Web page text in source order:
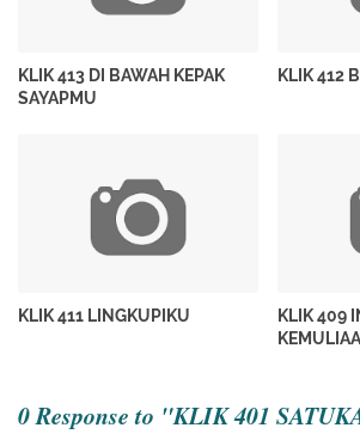
KLIK 413 DI BAWAH KEPAK
SAYAPMU
KLIK 412
KLIK 411 LINGKUPIKU
KLIK 409
0 Response to "KLIK 401